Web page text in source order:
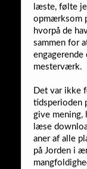
læste, følte
opmærksom
hvorpå de
sammen for
mesterværk.
Det var ikke
tidsperioden
give mening,
læse
aner af alle
på Jorden i